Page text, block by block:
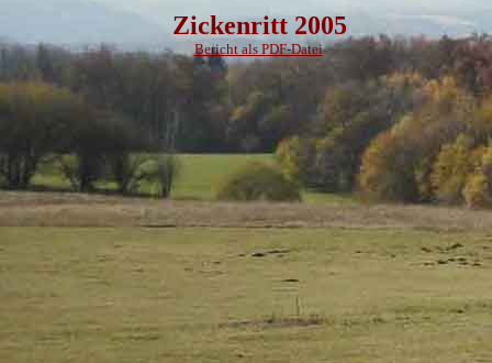
Zickenritt 2005
Bericht als PDF-Datei